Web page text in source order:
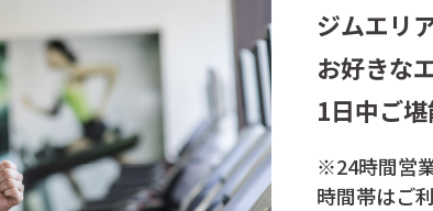
ジムエリ
お好きな
1日中ご
※24時間営
時間帯はご